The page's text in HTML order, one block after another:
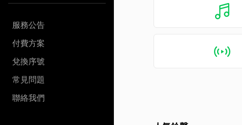
服務公告
付費方案
兌換序號
常見問題
聯絡我們